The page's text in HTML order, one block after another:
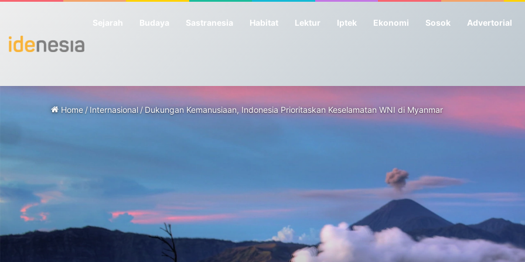
Sejarah Budaya Sastranesia Habitat Lektur Iptek Ekonomi Sosok Advertorial
Home /Internasional/Dukungan Kemanusiaan, Indonesia Prioritaskan Keselamatan WNI di Myanmar